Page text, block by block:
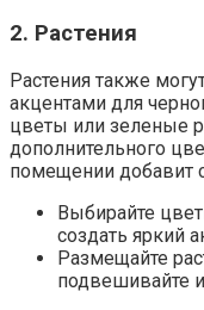
2. Растения
Растения также
акцентами для
цветы или зеленые
дополнительного
помещении добавит
Выбирайте
создать яркий
Размещайте
подвешивайте